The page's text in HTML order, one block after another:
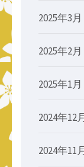
2025年3月
2025年2月
2025年1月
2024年12
2024年11